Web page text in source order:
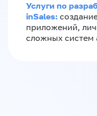
Услуги по
inSales:
приложений,
сложных систем